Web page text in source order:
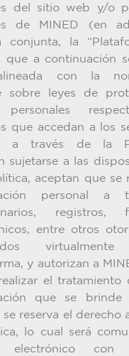
del sitio web y/o
de MINED (en
conjunta, la
que a continuación
con la
sobre leyes de
personales
que accedan a los
a través de la
sujetarse a las
aceptan que se
personal a
registros,
entre otros
y autorizan a
el tratamiento
que se brinde
se reserva el derecho
lo cual será
electrónico con